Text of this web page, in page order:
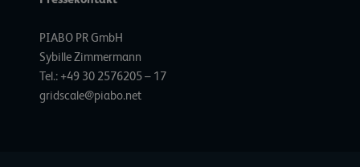
PIABO PR GmbH
Sybille Zimmermann
Tel.: +49 30 2576205 – 17
gridscale@piabo.net